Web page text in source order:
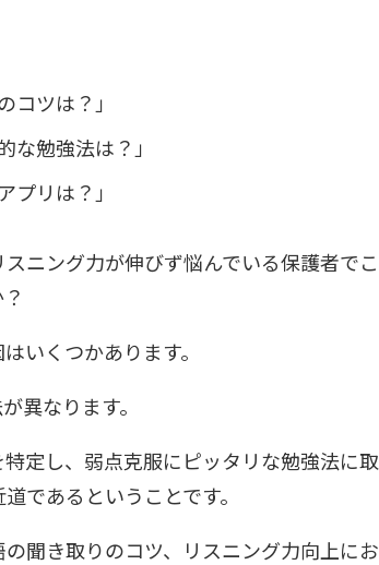
ツは？」
な勉強法は？」
プリは？」
ニング力が伸びず悩んでいる保護者でこ
いくつかあります。
異なります。
定し、弱点克服にピッタリな勉強法に取
であるということです。
聞き取りのコツ、リスニング力向上にお